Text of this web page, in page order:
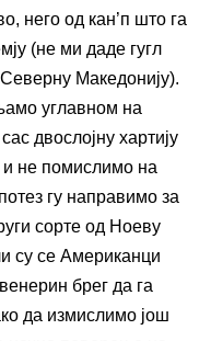
него од кан’п што га
(не ми даде гугл
Македонију).
углавном на
двослојну хартију
не помислимо на
гу направимо за
сорте од Ноеву
су се Американци
брег да га
да измислимо још